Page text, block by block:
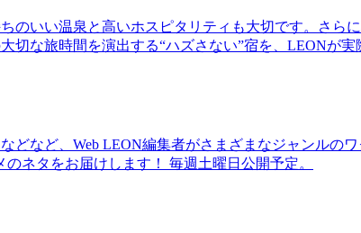
いい温泉と高いホスピタリティも大切です。さら
な旅時間を演出する“ハズさない”宿を、LEONが
など、Web LEON編集者がさまざまなジャンルの
ネタをお届けします！ 毎週土曜日公開予定。